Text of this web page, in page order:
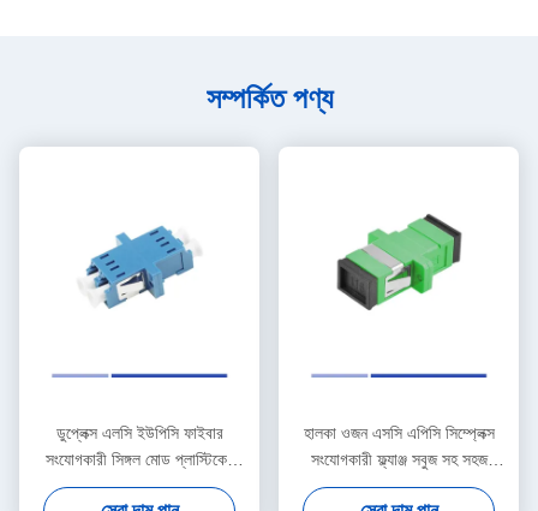
সম্পর্কিত পণ্য
ডুপ্লেক্স এলসি ইউপিসি ফাইবার
সংযোগকারী সিঙ্গল মোড প্লাস্টিকের
হাউজিং ফ্ল্যাঞ্জ ব্লু সহ
হালকা ওজন এসসি এপিসি সিম্প্লেক্স
সংযোগকারী ফ্ল্যাঞ্জ সবুজ সহ সহজ
ইনস্টলেশন